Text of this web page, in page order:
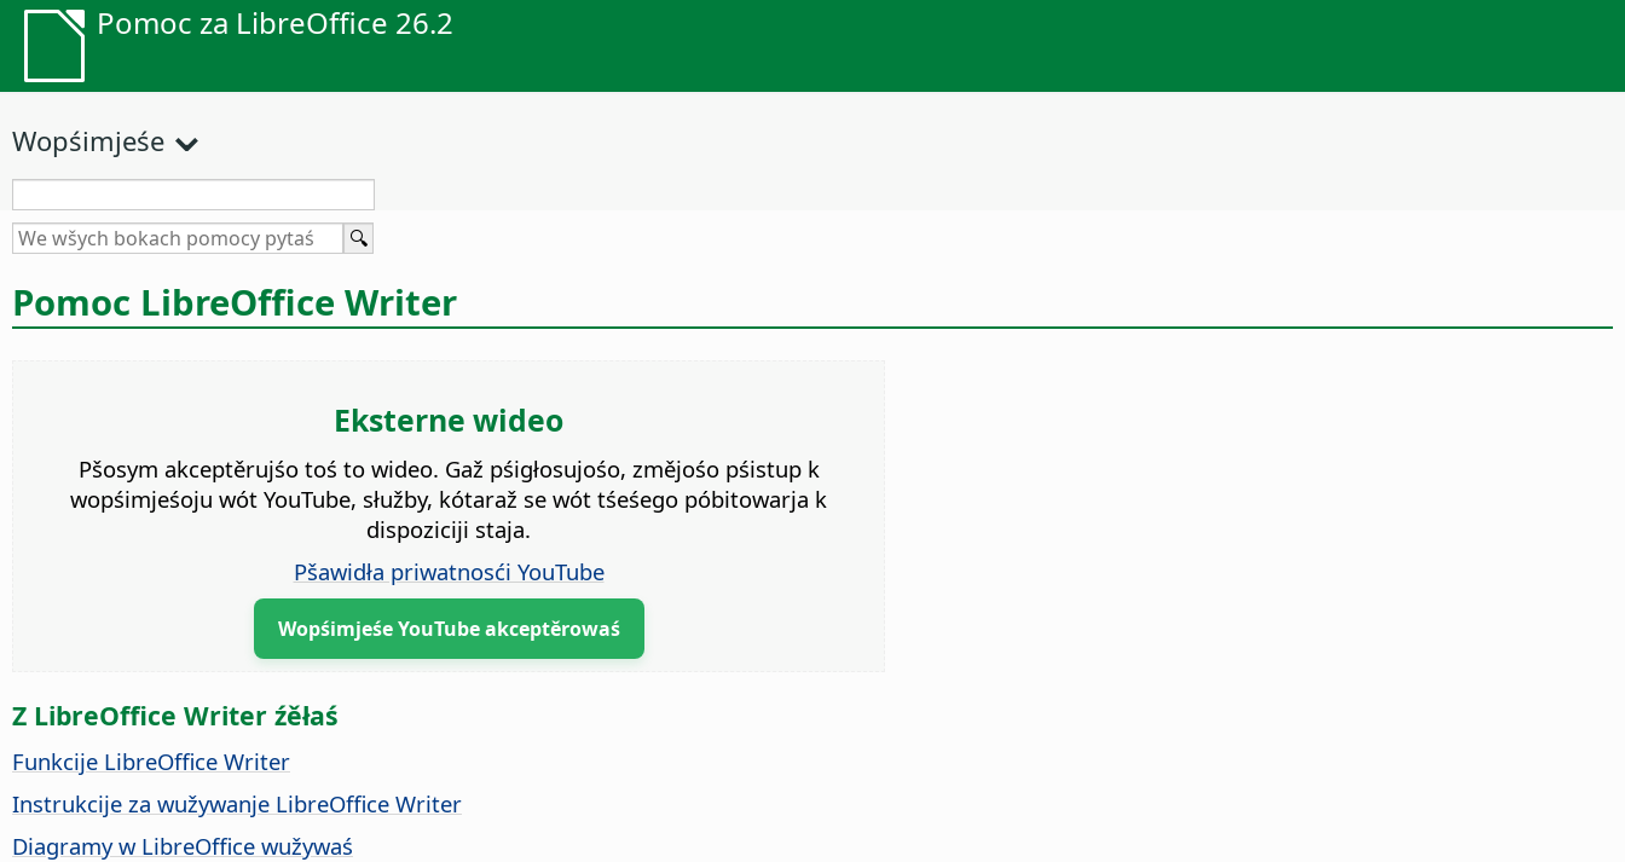
Pomoc za LibreOffice 26.2
Wopśimjeśe
Pomoc LibreOffice Writer
Eksterne wideo
Pšosym akceptěrujśo toś to wideo. Gaž pśigłosujośo, změjośo pśistup k
wopśimjeśoju wót YouTube, słužby, kótaraž se wót tśeśego póbitowarja k
dispoziciji staja.
Pšawidła priwatnosći YouTube
Wopśimjeśe YouTube akceptěrowaś
Z LibreOffice Writer źěłaś
Funkcije LibreOffice Writer
Instrukcije za wužywanje LibreOffice Writer
Diagramy w LibreOffice wužywaś